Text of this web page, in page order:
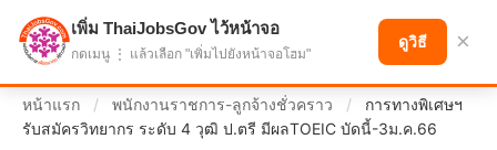
แบ่งปันโอกาส เพื่ออนาคตที่ก้าวหน้า
หน้าแรก / พนักงานราชการ-ลูกจ้างชั่วคราว /
การทางพิเศษฯ
รับสมัครวิทยากร ระดับ 4 วุฒิ ป.ตรี มีผลTOEIC บัดนี้-3ม.ค.66
เพิ่ม ThaiJobsGov ไว้หน้าจอ
กดเมนู ⋮ แล้วเลือก "เพิ่มไปยังหน้าจอโฮม"
ดูวิธี ×